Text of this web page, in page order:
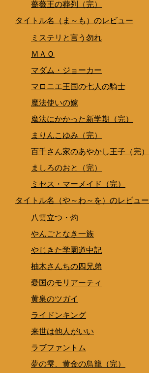
薔薇王の葬列（完）
タイトル名（ま～も）のレビュー
ミステリと言う勿れ
ＭＡＯ
マダム・ジョーカー
マロニエ王国の七人の騎士
魔法使いの嫁
魔法にかかった新学期（完）
まりんこゆみ（完）
百千さん家のあやかし王子（完）
ましろのおと（完）
ミセス・マーメイド（完）
タイトル名（や～わ～を）のレビュー
八雲立つ・灼
やんごとなき一族
やじきた学園道中記
柚木さんちの四兄弟
憂国のモリアーティ
黄泉のツガイ
ライドンキング
来世は他人がいい
ラブファントム
夢の雫、黄金の鳥籠（完）